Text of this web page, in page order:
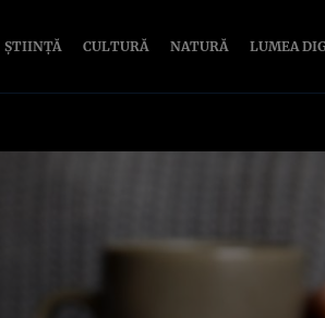
ȘTIINȚĂ CULTURĂ NATURĂ LUMEA